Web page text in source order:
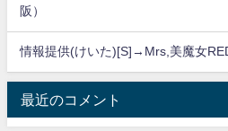
阪）
情報提供(けいた)[S]→Mrs,美魔女
最近のコメント